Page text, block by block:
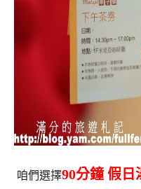
咱們選擇90分鐘 假日